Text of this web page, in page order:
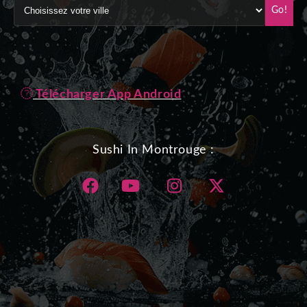
Go!
Télécharger App Android
Sushi In Montrouge :